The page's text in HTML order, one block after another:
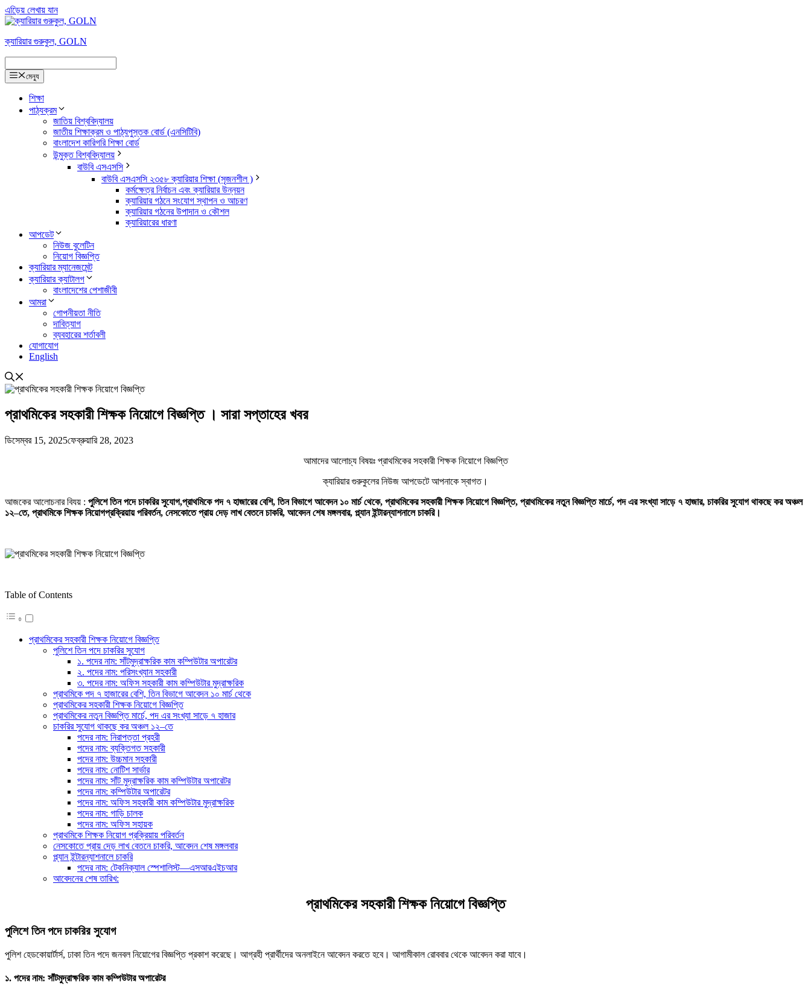
এড়িেয় লেখায় যান
ক্যারিয়ার গুরুকুল, GOLN
মেন্যু
শিক্ষা
পাঠ্যক্রম
জাতিয় বিশ্ববিদ্যালয়
জাতীয় শিক্ষাক্রম ও পাঠ্যপুস্তক বোর্ড (এনসিটিবি)
বাংলাদেশ কারিগরি শিক্ষা বোর্ড
উন্মুক্ত বিশ্ববিদ্যালয়
বাউবি এসএসসি
বাউবি এসএসসি ২৩৫৮ ক্যারিয়ার শিক্ষা (সৃজনশীল )
কর্মক্ষেত্র নির্বাচন এবং ক্যারিয়ার উন্নয়ন
ক্যারিয়ার গঠনে সংযোগ স্থাপন ও আচরণ
ক্যারিয়ার গঠনের উপাদান ও কৌশল
ক্যারিয়ারের ধারণা
আপডেট
নিউজ বুলেটিন
নিয়োগ বিজ্ঞপ্তি
ক্যারিয়ার ম্যানেজমেন্ট
ক্যারিয়ার ক্যাটালগ
বাংলাদেশের পেশাজীবী
আমরা
গোপনীয়তা নীতি
দাবিত্যাগ
ব্যবহারের শর্তাবলী
যোগাযোগ
English
প্রাথমিকের সহকারী শিক্ষক নিয়োগে বিজ্ঞপ্তি । সারা সপ্তাহের খবর
ডিসেম্বর 15, 2025ফেব্রুয়ারি 28, 2023
আমাদের আলোচ্য বিষয়ঃ প্রাথমিকের সহকারী শিক্ষক নিয়োগে বিজ্ঞপ্তি
ক্যারিয়ার গুরুকুলের নিউজ আপডেটে আপনাকে স্বাগত।
আজকের আলোচনার বিযয় : পুলিশে তিন পদে চাকরির সুযোগ,প্রাথমিকে পদ ৭ হাজারের বেশি, তিন বিভাগে আবেদন ১০ মার্চ থেকে, প্রাথমিকের সহকারী শিক্ষক নিয়োগে বিজ্ঞপ্তি, প্রাথমিকের নতুন বিজ্ঞপ্তি মার্চে, পদ এর সংখ্যা সাড়ে ৭ হাজার, চাকরির সুযোগ থাকছে কর অঞ্চল
১২–তে, প্রাথমিকে শিক্ষক নিয়োগপ্রক্রিয়ায় পরিবর্তন, নেসকোতে প্রায় দেড় লাখ বেতনে চাকরি, আবেদন শেষ মঙ্গলবার, প্ল্যান ইন্টারন্যাশনালে চাকরি।
Table of Contents
প্রাথমিকের সহকারী শিক্ষক নিয়োগে বিজ্ঞপ্তি
পুলিশে তিন পদে চাকরির সুযোগ
১. পদের নাম: সাঁটমুদ্রাক্ষরিক কাম কম্পিউটার অপারেটর
২. পদের নাম: পরিসংখ্যান সহকারী
৩. পদের নাম: অফিস সহকারী কাম কম্পিউটার মুদ্রাক্ষরিক
প্রাথমিকে পদ ৭ হাজারের বেশি, তিন বিভাগে আবেদন ১০ মার্চ থেকে
প্রাথমিকের সহকারী শিক্ষক নিয়োগে বিজ্ঞপ্তি
প্রাথমিকের নতুন বিজ্ঞপ্তি মার্চে, পদ এর সংখ্যা সাড়ে ৭ হাজার
চাকরির সুযোগ থাকছে কর অঞ্চল ১২–তে
পদের নাম: নিরাপত্তা প্রহরী
পদের নাম: ব্যক্তিগত সহকারী
পদের নাম: উচ্চমান সহকারী
পদের নাম: নোটিশ সার্ভার
পদের নাম: সাঁট মুদ্রাক্ষরিক কাম কম্পিউটার অপারেটর
পদের নাম: কম্পিউটার অপারেটর
পদের নাম: অফিস সহকারী কাম কম্পিউটার মুদ্রাক্ষরিক
পদের নাম: গাড়ি চালক
পদের নাম: অফিস সহায়ক
প্রাথমিকে শিক্ষক নিয়োগ প্রক্রিয়ায় পরিবর্তন
নেসকোতে প্রায় দেড় লাখ বেতনে চাকরি, আবেদন শেষ মঙ্গলবার
প্ল্যান ইন্টারন্যাশনালে চাকরি
পদের নাম: টেকনিক্যাল স্পেশালিস্ট—এসআরএইচআর
আবেদনের শেষ তারিখ:
প্রাথমিকের সহকারী শিক্ষক নিয়োগে বিজ্ঞপ্তি
পুলিশে তিন পদে চাকরির সুযোগ
পুলিশ হেডকোয়ার্টার্স, ঢাকা তিন পদে জনবল নিয়োগের বিজ্ঞপ্তি প্রকাশ করেছে। আগ্রহী প্রার্থীদের অনলাইনে আবেদন করতে হবে। আগামীকাল রোববার থেকে আবেদন করা যাবে।
১. পদের নাম: সাঁটমুদ্রাক্ষরিক কাম কম্পিউটার অপারেটর